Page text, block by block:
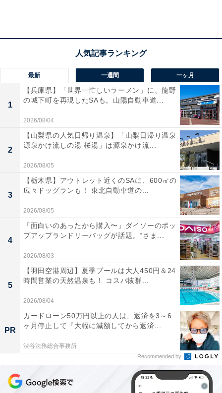
最新 一週間 一ヶ月
1
【兵庫県】「世界一忙しいラーメン」に、龍野
の城下町を再現したSAも。山陽自動車道...
2026/08/04
2
【山梨県の人気日帰り温泉】「山梨日帰り温泉
源泉かけ流しの湯 桜湯」は源泉かけ流...
2026/08/05
3
【栃木県】アウトレット近くのSAに、600㎡の
広々ドッグランも！ 東北自動車道の...
2026/08/05
4
「面白いのあったから購入〜」ダイソーのポッ
プアップランドリーバッグが話題。“さま...
2026/08/03
5
【羽田空港周辺】夏季プールは大人450円＆24
時間営業の天然温泉も！ コスパ抜群...
2026/08/04
PR
カードローン50万円以上の人は、返済を3～6
ヶ月停止して『大幅に減額してから返済...
渋谷法務総合事務所
Recommended by